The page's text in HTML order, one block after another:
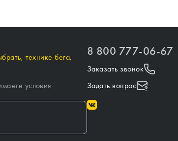
технике бега,
условия
8 800 777-06-67
Заказать звонок
Задать вопрос